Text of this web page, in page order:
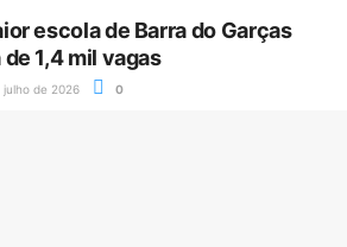
escola de Barra do Garças
1,4 mil vagas
julho de 2026 0